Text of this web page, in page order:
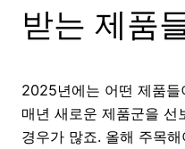
받는 제품
2025년에는 어떤 제품들
매년 새로운 제품군을 선
경우가 많죠. 올해 주목